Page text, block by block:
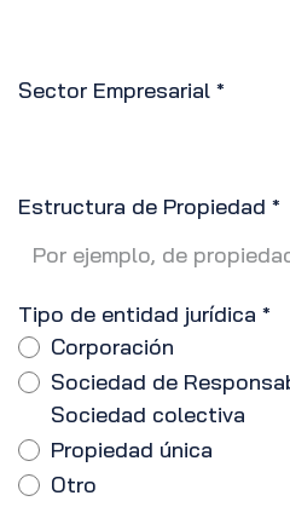
Sector Empresarial *
Estructura de Propiedad *
Tipo de entidad jurídica *
Corporación
Sociedad de
Sociedad colectiva
Propiedad única
Otro